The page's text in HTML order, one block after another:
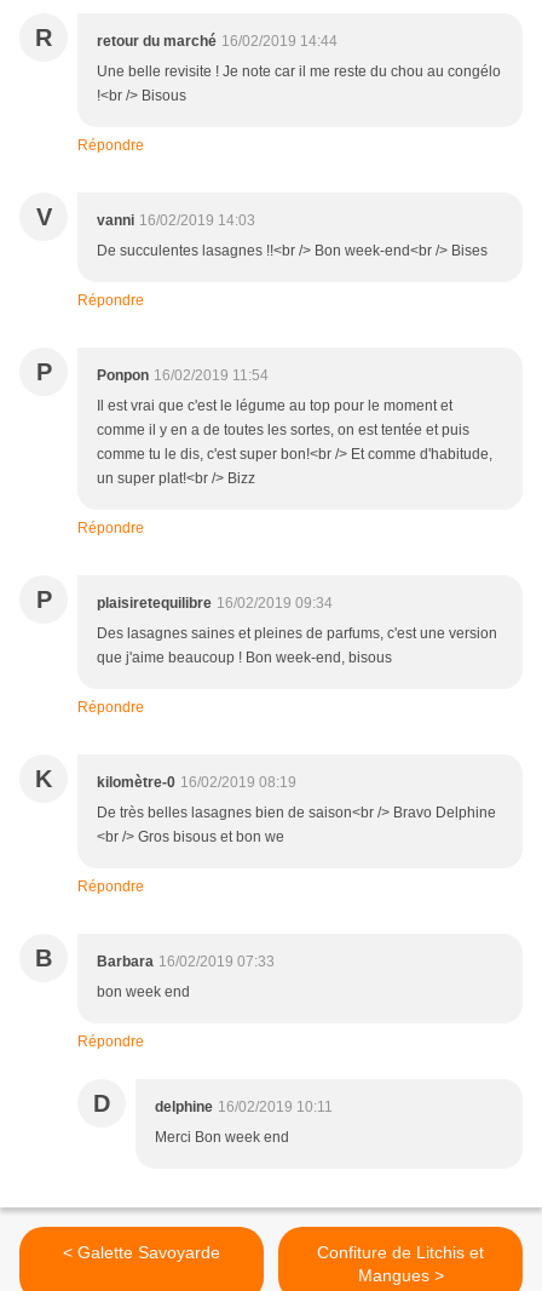
R retour du marché 16/02/2019 14:44
Une belle revisite ! Je note car il me reste du chou au congélo
!<br /> Bisous
Répondre
V vanni 16/02/2019 14:03
De succulentes lasagnes !!<br /> Bon week-end<br /> Bises
Répondre
P Ponpon 16/02/2019 11:54
Il est vrai que c'est le légume au top pour le moment et
comme il y en a de toutes les sortes, on est tentée et puis
comme tu le dis, c'est super bon!<br /> Et comme d'habitude,
un super plat!<br /> Bizz
Répondre
P plaisiretequilibre 16/02/2019 09:34
Des lasagnes saines et pleines de parfums, c'est une version
que j'aime beaucoup ! Bon week-end, bisous
Répondre
K kilomètre-0 16/02/2019 08:19
De très belles lasagnes bien de saison<br /> Bravo Delphine
<br /> Gros bisous et bon we
Répondre
B Barbara 16/02/2019 07:33
bon week end
Répondre
D delphine 16/02/2019 10:11
Merci Bon week end
< Galette Savoyarde
Confiture de Litchis et
Mangues >